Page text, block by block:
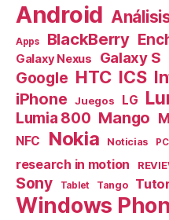
Android
Apps BlackBerry
Galaxy Nexus Galaxy S
Google HTC ICS
iPhone Juegos LG
Lumia 800 Mango
NFC Nokia Noticias PC
research in motion
Sony Tablet Tango
Windows